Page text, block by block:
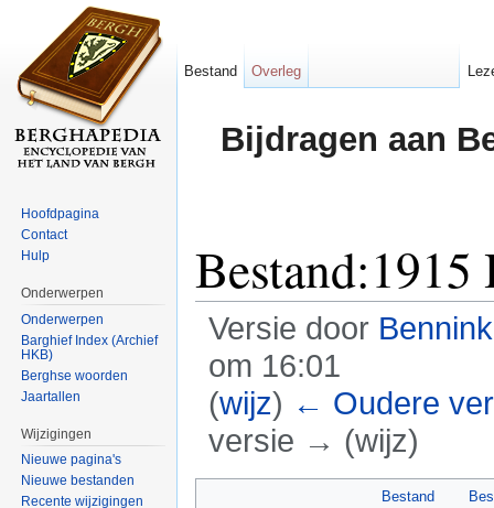
Bijdragen aan
Bestand:1915
Versie door
om 16:01
(wijz) ← Oudere
versie → (wijz)
Bestand
Bestand Overleg
Hoofdpagina
Contact
Hulp
Onderwerpen
Onderwerpen
Barghief Index (Archief
HKB)
Berghse woorden
Jaartallen
Wijzigingen
Nieuwe pagina's
Nieuwe bestanden
Recente wijzigingen